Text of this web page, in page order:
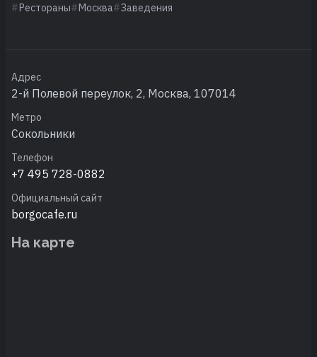
Рестораны Москва Заведения
Адрес
2-й Полевой переулок, 2, Москва, 107014
Метро
Сокольники
Телефон
+7 495 728-0882
Официальный сайт
borgocafe.ru
На карте